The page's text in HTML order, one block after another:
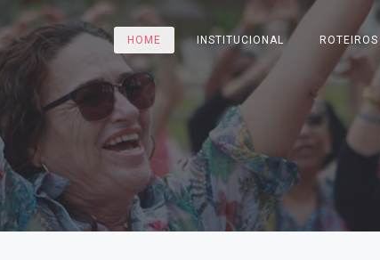
HOME INSTITUCIONAL ROTEIROS